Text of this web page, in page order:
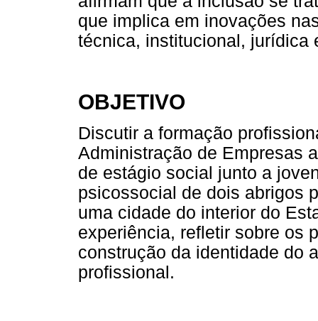
que implica em inovações
técnica, institucional, jurídica
OBJETIVO
Discutir a formação
Administração de Empresas
de estágio social junto a
psicossocial de dois abrigos
uma cidade do interior do
experiência, refletir sobre os
construção da identidade do
profissional.